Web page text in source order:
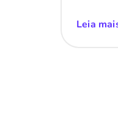
Leia